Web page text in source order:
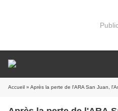
Accueil » Après la perte de l'ARA San Juan, l'Argentine